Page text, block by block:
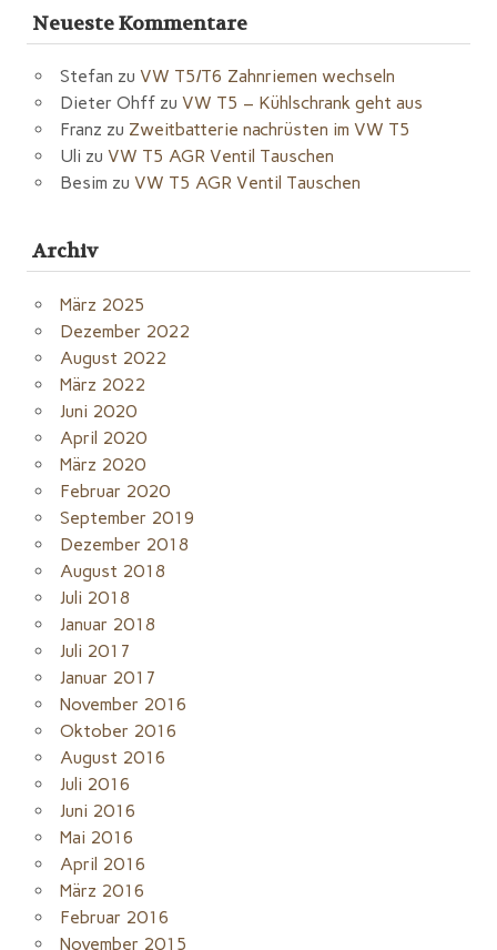
Neueste Kommentare
Stefan zu VW T5/T6 Zahnriemen wechseln
Dieter Ohff zu VW T5 – Kühlschrank geht aus
Franz zu Zweitbatterie nachrüsten im VW T5
Uli zu VW T5 AGR Ventil Tauschen
Besim zu VW T5 AGR Ventil Tauschen
Archiv
März 2025
Dezember 2022
August 2022
März 2022
Juni 2020
April 2020
März 2020
Februar 2020
September 2019
Dezember 2018
August 2018
Juli 2018
Januar 2018
Juli 2017
Januar 2017
November 2016
Oktober 2016
August 2016
Juli 2016
Juni 2016
Mai 2016
April 2016
März 2016
Februar 2016
November 2015